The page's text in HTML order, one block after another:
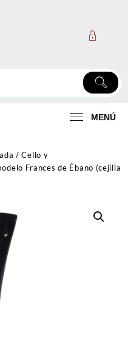
MENÚ
/Cello y
Frances de Ébano (cejilla